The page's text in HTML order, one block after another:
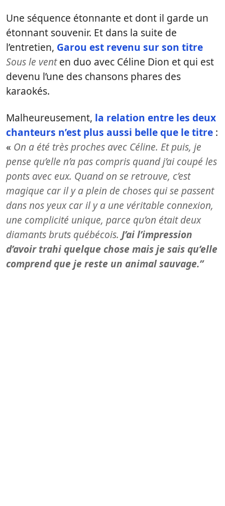
Une séquence étonnante et dont il garde un
étonnant souvenir. Et dans la suite de
l’entretien, Garou est revenu sur son titre
Sous le venten duo avec Céline Dion et qui est
devenu l’une des chansons phares des
karaokés.
Malheureusement, la relation entre les deux
chanteurs n’est plus aussi belle que le titre :
« On a été très proches avec Céline. Et puis, je
pense qu’elle n’a pas compris quand j’ai coupé les
ponts avec eux. Quand on se retrouve, c’est
magique car il y a plein de choses qui se passent
dans nos yeux car il y a une véritable connexion,
une complicité unique, parce qu’on était deux
diamants bruts québécois. J’ai l’impression
d’avoir trahi quelque chose mais je sais qu’elle
comprend que je reste un animal sauvage.”